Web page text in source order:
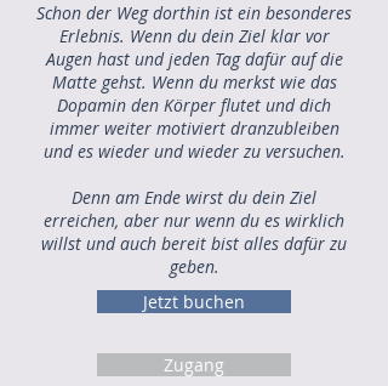
Schon der Weg dorthin ist ein besonderes
Erlebnis. Wenn du dein Ziel klar vor
Augen hast und jeden Tag dafür auf die
Matte gehst. Wenn du merkst wie das
Dopamin den Körper flutet und dich
immer weiter motiviert dranzubleiben
und es wieder und wieder zu versuchen.
Denn am Ende wirst du dein Ziel
erreichen, aber nur wenn du es wirklich
willst und auch bereit bist alles dafür zu
geben.
Jetzt buchen
Zugang